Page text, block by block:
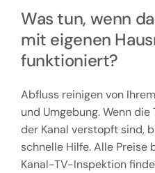
Was tun, wenn
mit eigenen
funktioniert?
Abfluss reinigen von
und Umgebung. Wenn
der Kanal verstopft sind,
schnelle Hilfe. Alle Preise
Kanal-TV-Inspektion